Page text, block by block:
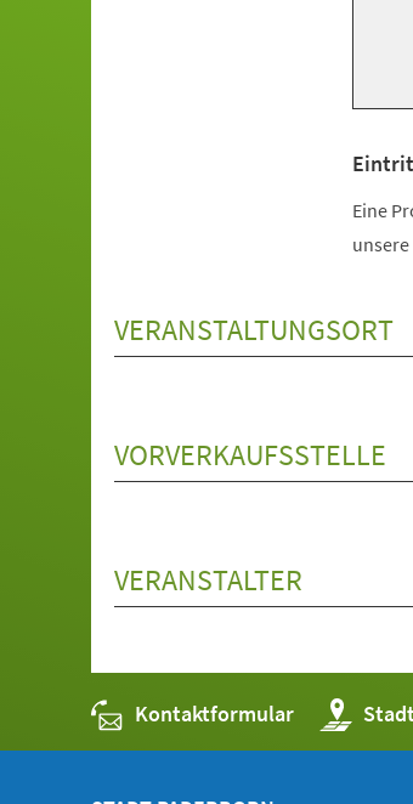
Eine
VERANSTALTUNGSORT
VORVERKAUFSSTELLE
VERANSTALTER
Kontaktformular (Öffnet
in
einem